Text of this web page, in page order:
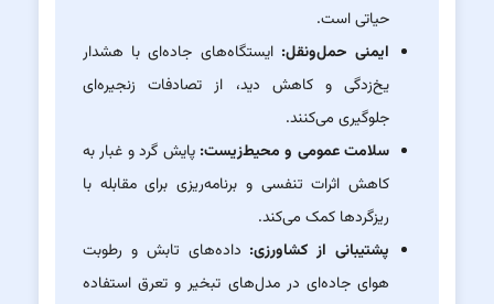
حیاتی است.
ایمنی حمل‌ونقل: ایستگاه‌های جاده‌ای با هشدار
یخ‌زدگی و کاهش دید، از تصادفات زنجیره‌ای
جلوگیری می‌کنند.
سلامت عمومی و محیط‌زیست: پایش گرد و غبار به
کاهش اثرات تنفسی و برنامه‌ریزی برای مقابله با
ریزگردها کمک می‌کند.
پشتیبانی از کشاورزی: داده‌های تابش و رطوبت
هوای جاده‌ای در مدل‌های تبخیر و تعرق استفاده